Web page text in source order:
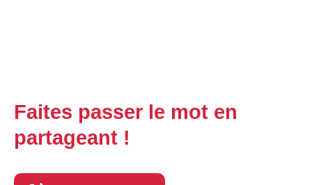
Faites passer le mot en
partageant !